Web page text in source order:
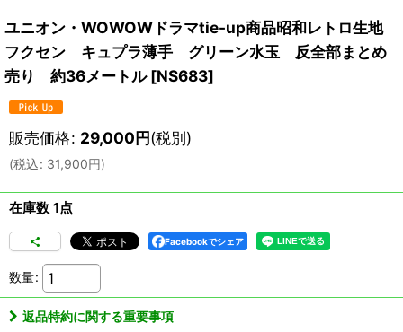
ユニオン・WOWOWドラマtie-up商品昭和レトロ生地
フクセン キュプラ薄手 グリーン水玉 反全部まとめ
売り 約36メートル [NS683]
販売価格: 29,000円(税別)
(税込: 31,900円)
在庫数 1点
Facebookでシェア
数量:
返品特約に関する重要事項